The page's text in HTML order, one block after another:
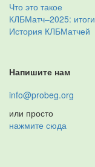
Что это такое
КЛБМатч–2025: итоги
История КЛБМатчей
Напишите нам
info@probeg.org
или просто
нажмите сюда